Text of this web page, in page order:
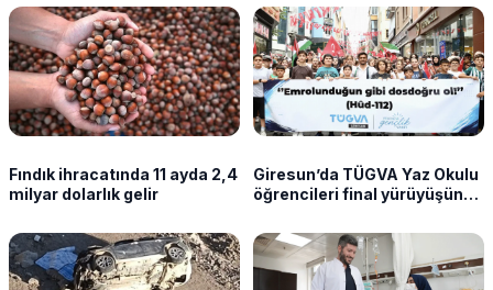
Fındık ihracatında 11 ayda 2,4
milyar dolarlık gelir
Giresun’da TÜGVA Yaz Okulu
öğrencileri final yürüyüşünde